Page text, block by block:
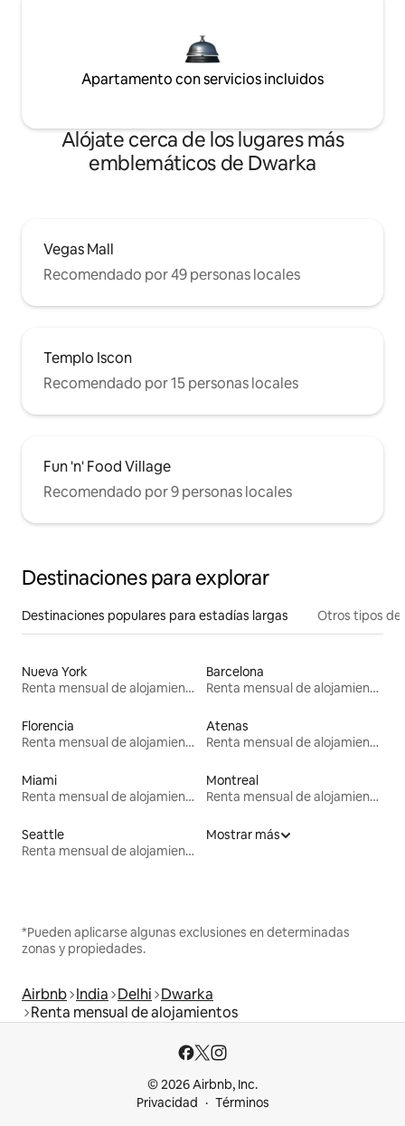
Apartamento con servicios incluidos
Alójate cerca de los lugares más
emblemáticos de Dwarka
Vegas Mall
Recomendado por 49 personas locales
Templo Iscon
Recomendado por 15 personas locales
Fun 'n' Food Village
Recomendado por 9 personas locales
Destinaciones para explorar
Destinaciones populares para estadías largas Otros tipos de
Nueva York
Renta mensual de alojamientos
Barcelona
Renta mensual de alojamientos
Florencia
Renta mensual de alojamientos
Atenas
Renta mensual de alojamientos
Miami
Renta mensual de alojamientos
Montreal
Renta mensual de alojamientos
Seattle
Renta mensual de alojamientos
Mostrar más
*Pueden aplicarse algunas exclusiones en determinadas
zonas y propiedades.
Airbnb India Delhi Dwarka
Renta mensual de alojamientos
© 2026 Airbnb, Inc.
Privacidad
Términos